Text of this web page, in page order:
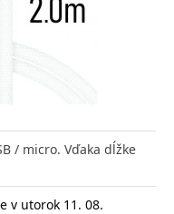
/ micro. Vďaka dĺžke
v utorok 11. 08.